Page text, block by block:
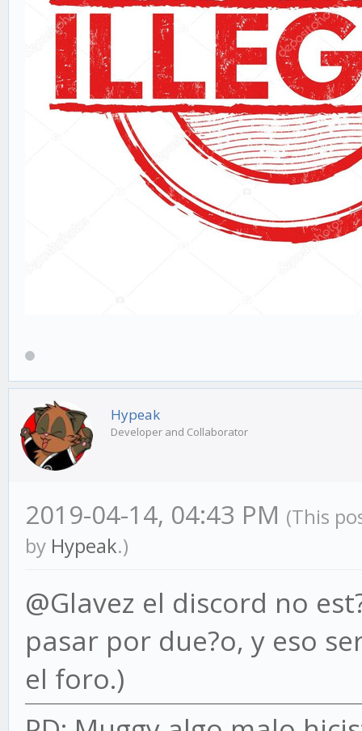
Hypeak
Developer and Collaborator
2019-04-14, 04:43 PM (This
by Hypeak.)
@Glavez el discord no
pasar por due?o, y eso
el foro.)